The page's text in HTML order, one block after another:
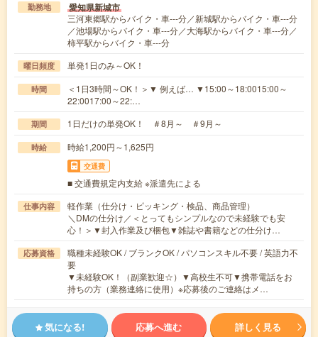
勤務地 愛知県新城市
三河東郷駅からバイク・車---分／新城駅からバイク・車---分
／池場駅からバイク・車---分／大海駅からバイク・車---分／
柿平駅からバイク・車---分
曜日頻度 単発1日のみ～OK！
時間
＜1日3時間～OK！＞▼ 例えば… ▼15:00～18:0015:00～
22:0017:00～22:…
期間 1日だけの単発OK！ ＃8月～ ＃9月～
時給 時給1,200円～1,625円
交通費
■ 交通費規定内支給 ※派遣先による
仕事内容
軽作業（仕分け・ピッキング・検品、商品管理）
＼DMの仕分け／＜とってもシンプルなので未経験でも安
心！＞▼封入作業及び梱包▼雑誌や書籍などの仕分け…
応募資格
職種未経験OK / ブランクOK / パソコンスキル不要 / 英語力不
要
▼未経験OK！（副業歓迎☆）▼高校生不可▼携帯電話をお
持ちの方（業務連絡に使用）※応募後のご連絡はメ…
気になる! 応募へ進む 詳しく見る